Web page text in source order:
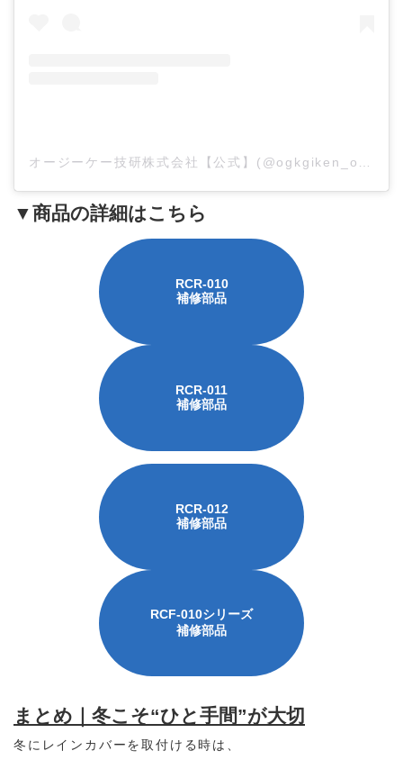
▼商品の詳細はこちら
RCR-010
補修部品
RCR-011
補修部品
RCR-012
補修部品
RCF-010シリーズ
補修部品
まとめ｜冬こそ“ひと手間”が大切
冬にレインカバーを取付ける時は、